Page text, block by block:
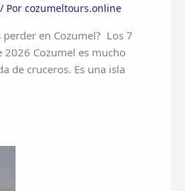
/ Por cozumeltours.online
perder en Cozumel? Los 7
Cozumel es mucho
de cruceros. Es una isla